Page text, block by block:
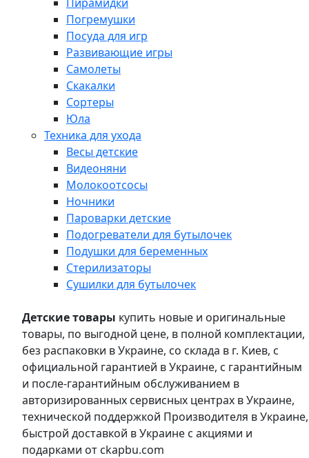
Погремушки
Посуда для игр
Развивающие игры
Самолеты
Скакалки
Сортеры
Юла
Техника для ухода
Весы детские
Видеоняни
Молокоотсосы
Ночники
Пароварки детские
Подогреватели для бутылочек
Подушки для беременных
Стерилизаторы
Сушилки для бутылочек
Детские товары купить новые и оригинальные
товары, по выгодной цене, в полной комплектации,
без распаковки в Украине, со склада в г. Киев, с
официальной гарантией в Украине, с гарантийным
и после-гарантийным обслуживанием в
авторизированных сервисных центрах в Украине,
технической поддержкой Производителя в Украине,
быстрой доставкой в Украине с акциями и
подарками от ckapbu.com